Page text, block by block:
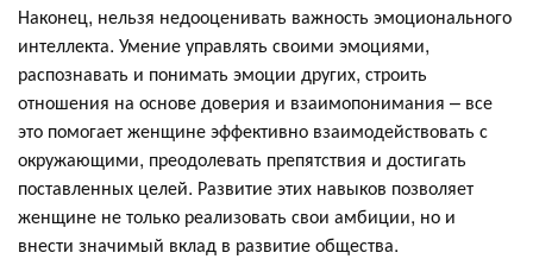
Наконец, нельзя недооценивать важность эмоционального
интеллекта. Умение управлять своими эмоциями,
распознавать и понимать эмоции других, строить
отношения на основе доверия и взаимопонимания – все
это помогает женщине эффективно взаимодействовать с
окружающими, преодолевать препятствия и достигать
поставленных целей. Развитие этих навыков позволяет
женщине не только реализовать свои амбиции, но и
внести значимый вклад в развитие общества.